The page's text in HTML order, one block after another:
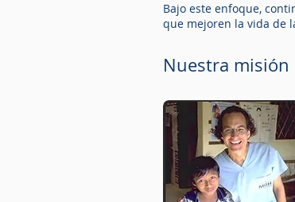
Bajo este enfoque,
que mejoren la vida de
Nuestra misión